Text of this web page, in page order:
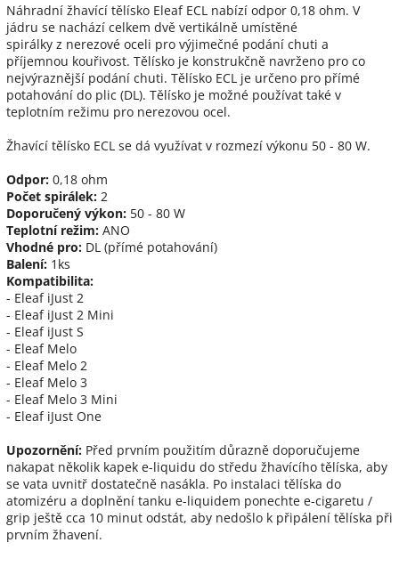
Náhradní žhavící tělísko Eleaf ECL nabízí odpor 0,18 ohm. V
jádru se nachází celkem dvě vertikálně umístěné
spirálky z nerezové oceli pro výjimečné podání chuti a
příjemnou kouřivost. Tělísko je konstrukčně navrženo pro co
nejvýraznější podání chuti. Tělísko ECL je určeno pro přímé
potahování do plic (DL). Tělísko je možné používat také v
teplotním režimu pro nerezovou ocel.
Žhavící tělísko ECL se dá využívat v rozmezí výkonu 50 - 80 W.
Odpor: 0,18 ohm
Počet spirálek: 2
Doporučený výkon: 50 - 80 W
Teplotní režim: ANO
Vhodné pro: DL (přímé potahování)
Balení: 1ks
Kompatibilita:
- Eleaf iJust 2
- Eleaf iJust 2 Mini
- Eleaf iJust S
- Eleaf Melo
- Eleaf Melo 2
- Eleaf Melo 3
- Eleaf Melo 3 Mini
- Eleaf iJust One
Upozornění: Před prvním použitím důrazně doporučujeme
nakapat několik kapek e-liquidu do středu žhavícího tělíska, aby
se vata uvnitř dostatečně nasákla. Po instalaci tělíska do
atomizéru a doplnění tanku e-liquidem ponechte e-cigaretu /
grip ještě cca 10 minut odstát, aby nedošlo k připálení tělíska při
prvním žhavení.